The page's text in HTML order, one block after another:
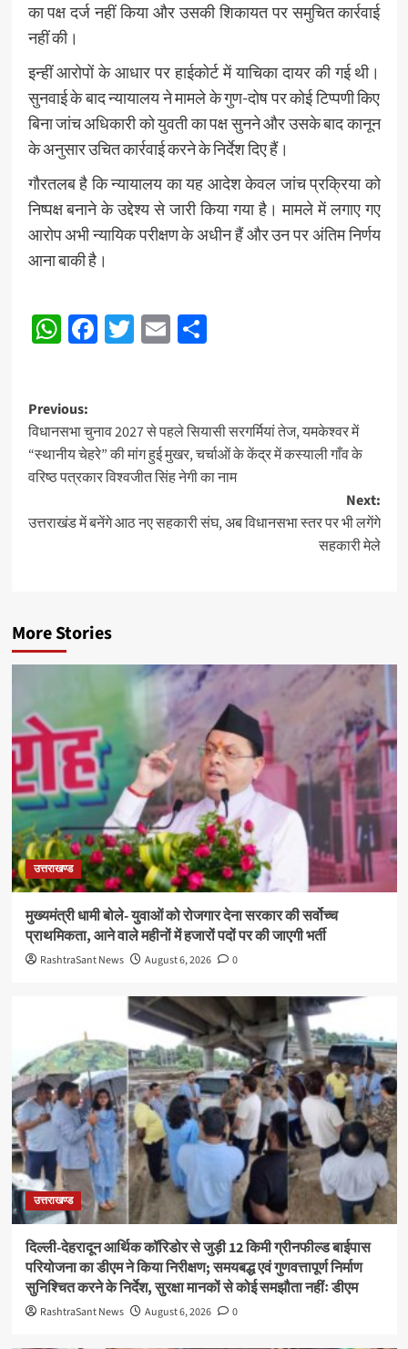
का पक्ष दर्ज नहीं किया और उसकी शिकायत पर समुचित कार्रवाई
नहीं की।
इन्हीं आरोपों के आधार पर हाईकोर्ट में याचिका दायर की गई थी।
सुनवाई के बाद न्यायालय ने मामले के गुण-दोष पर कोई टिप्पणी किए
बिना जांच अधिकारी को युवती का पक्ष सुनने और उसके बाद कानून
के अनुसार उचित कार्रवाई करने के निर्देश दिए हैं।
गौरतलब है कि न्यायालय का यह आदेश केवल जांच प्रक्रिया को
निष्पक्ष बनाने के उद्देश्य से जारी किया गया है। मामले में लगाए गए
आरोप अभी न्यायिक परीक्षण के अधीन हैं और उन पर अंतिम निर्णय
आना बाकी है।
Post
navigation
WhatsApp
Facebook
Twitter
EmailShare
Post
navigation
Previous:
विधानसभा चुनाव 2027 से पहले सियासी सरगर्मियां तेज, यमकेश्वर में
“स्थानीय चेहरे” की मांग हुई मुखर, चर्चाओं के केंद्र में कस्याली गाँव के
वरिष्ठ पत्रकार विश्वजीत सिंह नेगी का नाम
Next:
उत्तराखंड में बनेंगे आठ नए सहकारी संघ, अब विधानसभा स्तर पर भी लगेंगे
सहकारी मेले
More Stories
उत्तराखण्ड
मुख्यमंत्री धामी बोले- युवाओं को रोजगार देना सरकार की सर्वोच्च
प्राथमिकता, आने वाले महीनों में हजारों पदों पर की जाएगी भर्ती
RashtraSant News August 6, 2026 0
उत्तराखण्ड
दिल्ली-देहरादून आर्थिक कॉरिडोर से जुड़ी 12 किमी ग्रीनफील्ड बाईपास
परियोजना का डीएम ने किया निरीक्षण; समयबद्ध एवं गुणवत्तापूर्ण निर्माण
सुनिश्चित करने के निर्देश, सुरक्षा मानकों से कोई समझौता नहींः डीएम
RashtraSant News August 6, 2026 0